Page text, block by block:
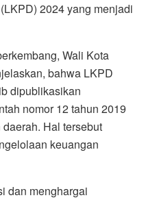
2024 yang menjadi
Wali Kota
bahwa LKPD
dipublikasikan
nomor 12 tahun 2019
Hal tersebut
keuangan
dan menghargai